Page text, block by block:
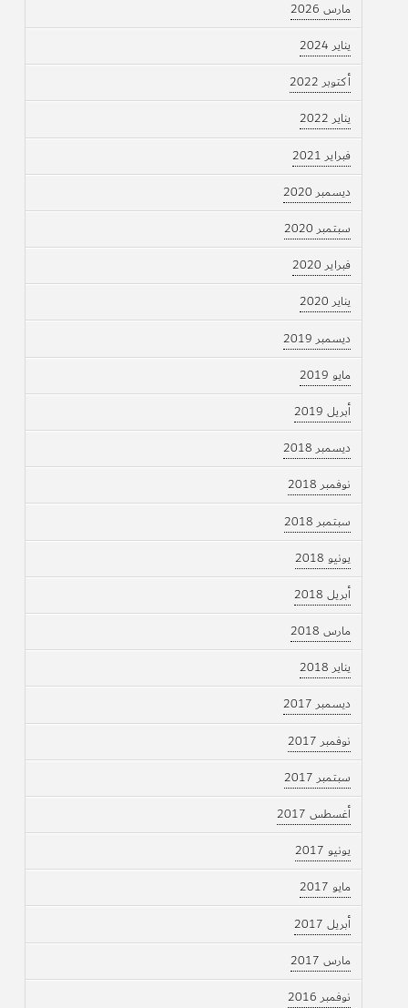
مارس 2026
يناير 2024
أكتوبر 2022
يناير 2022
فبراير 2021
ديسمبر 2020
سبتمبر 2020
فبراير 2020
يناير 2020
ديسمبر 2019
مايو 2019
أبريل 2019
ديسمبر 2018
نوفمبر 2018
سبتمبر 2018
يونيو 2018
أبريل 2018
مارس 2018
يناير 2018
ديسمبر 2017
نوفمبر 2017
سبتمبر 2017
أغسطس 2017
يونيو 2017
مايو 2017
أبريل 2017
مارس 2017
نوفمبر 2016